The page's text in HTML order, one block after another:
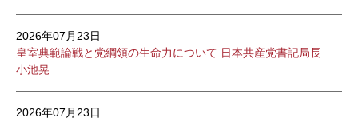
2026年07月23日
皇室典範論戦と党綱領の生命力について 日本共産党書記局長
小池晃
2026年07月23日